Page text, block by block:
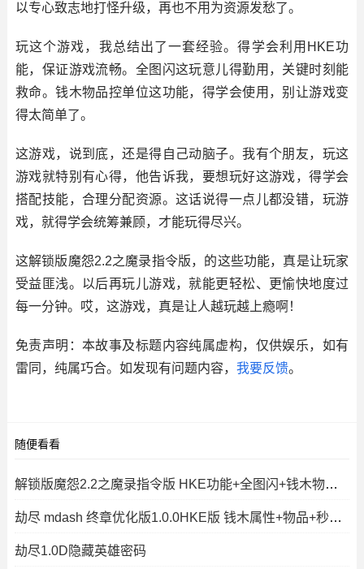
以专心致志地打怪升级，再也不用为资源发愁了。
玩这个游戏，我总结出了一套经验。得学会利用HKE功
能，保证游戏流畅。全图闪这玩意儿得勤用，关键时刻能
救命。钱木物品控单位这功能，得学会使用，别让游戏变
得太简单了。
这游戏，说到底，还是得自己动脑子。我有个朋友，玩这
游戏就特别有心得，他告诉我，要想玩好这游戏，得学会
搭配技能，合理分配资源。这话说得一点儿都没错，玩游
戏，就得学会统筹兼顾，才能玩得尽兴。
这解锁版魔怨2.2之魔录指令版，的这些功能，真是让玩家
受益匪浅。以后再玩儿游戏，就能更轻松、更愉快地度过
每一分钟。哎，这游戏，真是让人越玩越上瘾啊！
免责声明：本故事及标题内容纯属虚构，仅供娱乐，如有
雷同，纯属巧合。如发现有问题内容， 我要反馈。
随便看看
解锁版魔怨2.2之魔录指令版 HKE功能+全图闪+钱木物品控单位
劫尽 mdash 终章优化版1.0.0HKE版 钱木属性+物品+秒建造出兵+P闪无CD+
劫尽1.0D隐藏英雄密码